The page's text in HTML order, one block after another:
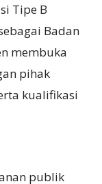
Tipe B
Badan
membuka
pihak
kualifikasi
publik